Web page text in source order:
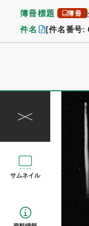
簿冊標題 簿冊
件名 [件名番号:
サムネイル